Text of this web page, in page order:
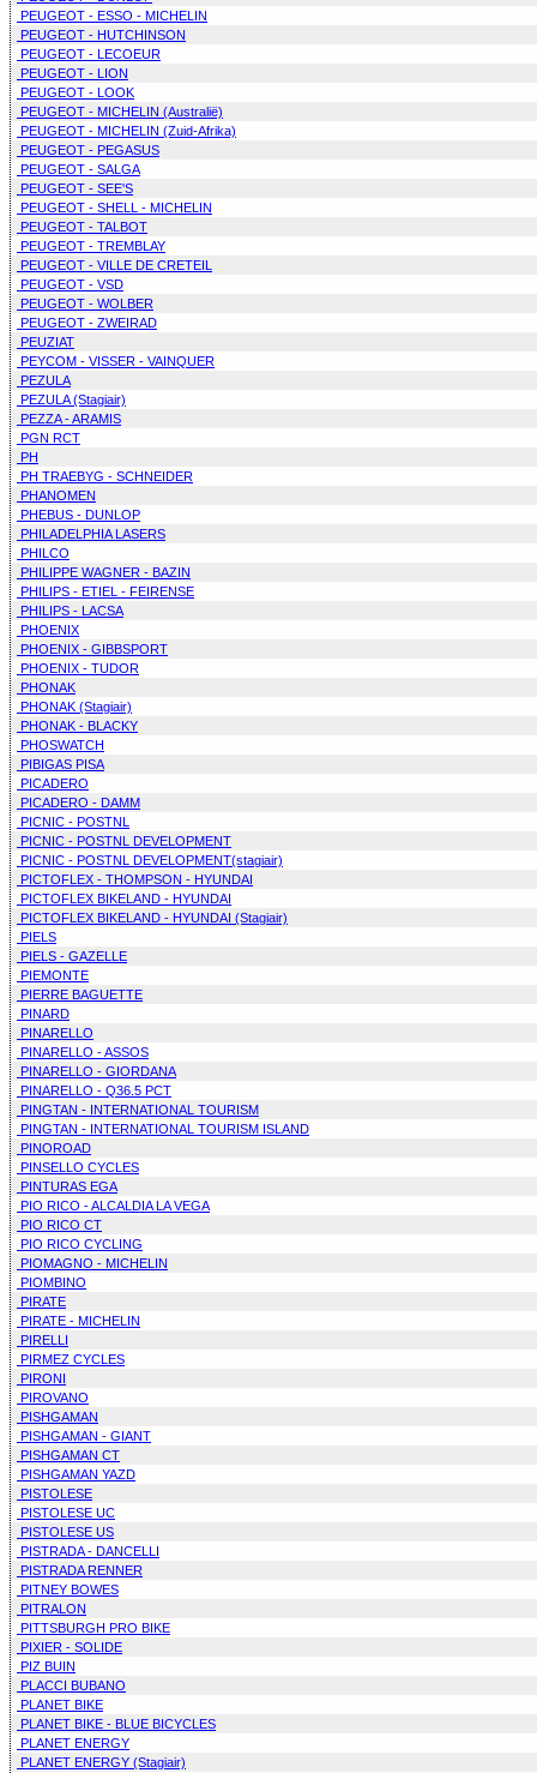
PEUGEOT - ESSO - MICHELIN
PEUGEOT - HUTCHINSON
PEUGEOT - LECOEUR
PEUGEOT - LION
PEUGEOT - LOOK
PEUGEOT - MICHELIN (Australië)
PEUGEOT - MICHELIN (Zuid-Afrika)
PEUGEOT - PEGASUS
PEUGEOT - SALGA
PEUGEOT - SEE'S
PEUGEOT - SHELL - MICHELIN
PEUGEOT - TALBOT
PEUGEOT - TREMBLAY
PEUGEOT - VILLE DE CRETEIL
PEUGEOT - VSD
PEUGEOT - WOLBER
PEUGEOT - ZWEIRAD
PEUZIAT
PEYCOM - VISSER - VAINQUER
PEZULA
PEZULA (Stagiair)
PEZZA - ARAMIS
PGN RCT
PH
PH TRAEBYG - SCHNEIDER
PHANOMEN
PHEBUS - DUNLOP
PHILADELPHIA LASERS
PHILCO
PHILIPPE WAGNER - BAZIN
PHILIPS - ETIEL - FEIRENSE
PHILIPS - LACSA
PHOENIX
PHOENIX - GIBBSPORT
PHOENIX - TUDOR
PHONAK
PHONAK (Stagiair)
PHONAK - BLACKY
PHOSWATCH
PIBIGAS PISA
PICADERO
PICADERO - DAMM
PICNIC - POSTNL
PICNIC - POSTNL DEVELOPMENT
PICNIC - POSTNL DEVELOPMENT(stagiair)
PICTOFLEX - THOMPSON - HYUNDAI
PICTOFLEX BIKELAND - HYUNDAI
PICTOFLEX BIKELAND - HYUNDAI (Stagiair)
PIELS
PIELS - GAZELLE
PIEMONTE
PIERRE BAGUETTE
PINARD
PINARELLO
PINARELLO - ASSOS
PINARELLO - GIORDANA
PINARELLO - Q36.5 PCT
PINGTAN - INTERNATIONAL TOURISM
PINGTAN - INTERNATIONAL TOURISM ISLAND
PINOROAD
PINSELLO CYCLES
PINTURAS EGA
PIO RICO - ALCALDIA LA VEGA
PIO RICO CT
PIO RICO CYCLING
PIOMAGNO - MICHELIN
PIOMBINO
PIRATE
PIRATE - MICHELIN
PIRELLI
PIRMEZ CYCLES
PIRONI
PIROVANO
PISHGAMAN
PISHGAMAN - GIANT
PISHGAMAN CT
PISHGAMAN YAZD
PISTOLESE
PISTOLESE UC
PISTOLESE US
PISTRADA - DANCELLI
PISTRADA RENNER
PITNEY BOWES
PITRALON
PITTSBURGH PRO BIKE
PIXIER - SOLIDE
PIZ BUIN
PLACCI BUBANO
PLANET BIKE
PLANET BIKE - BLUE BICYCLES
PLANET ENERGY
PLANET ENERGY (Stagiair)